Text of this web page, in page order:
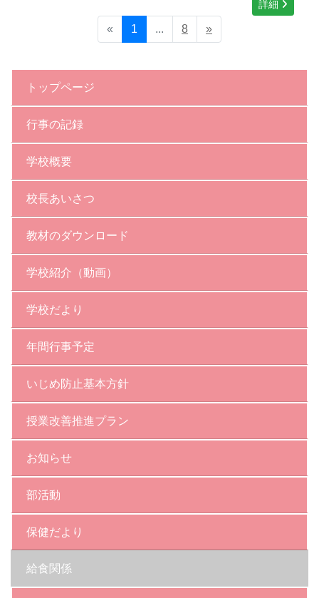
トップページ
行事の記録
学校概要
校長あいさつ
教材のダウンロード
学校紹介（動画）
学校だより
年間行事予定
いじめ防止基本方針
授業改善推進プラン
お知らせ
部活動
保健だより
給食関係
詳細
« 1 ... 8 »